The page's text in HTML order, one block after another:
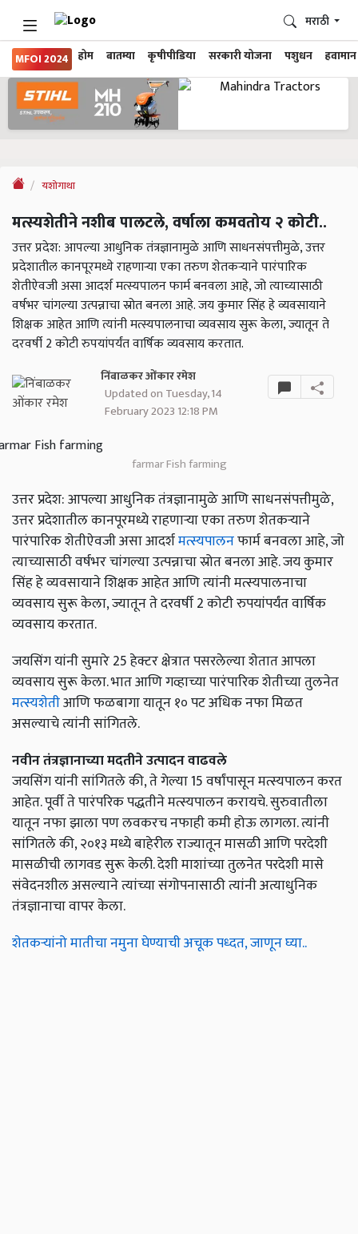
MFOI 2024 होम बातम्या कृषीपीडिया सरकारी योजना पशुधन हवामान
मराठी
यशोगाथा
मत्स्यशेतीने नशीब पालटले, वर्षाला कमवतोय २ कोटी..
उत्तर प्रदेश: आपल्या आधुनिक तंत्रज्ञानामुळे आणि साधनसंपत्तीमुळे, उत्तर
प्रदेशातील कानपूरमध्ये राहणाऱ्या एका तरुण शेतकऱ्याने पारंपारिक
शेतीऐवजी असा आदर्श मत्स्यपालन फार्म बनवला आहे, जो त्याच्यासाठी
वर्षभर चांगल्या उत्पन्नाचा स्रोत बनला आहे. जय कुमार सिंह हे व्यवसायाने
शिक्षक आहेत आणि त्यांनी मत्स्यपालनाचा व्यवसाय सुरू केला, ज्यातून ते
दरवर्षी 2 कोटी रुपयांपर्यंत वार्षिक व्यवसाय करतात.
निंबाळकर ओंकार रमेश
Updated on Tuesday, 14
February 2023 12:18 PM
farmar Fish farming
उत्तर प्रदेश: आपल्या आधुनिक तंत्रज्ञानामुळे आणि साधनसंपत्तीमुळे,
उत्तर प्रदेशातील कानपूरमध्ये राहणाऱ्या एका तरुण शेतकऱ्याने
पारंपारिक शेतीऐवजी असा आदर्शमत्स्यपालनफार्म बनवला आहे, जो
त्याच्यासाठी वर्षभर चांगल्या उत्पन्नाचा स्रोत बनला आहे. जय कुमार
सिंह हे व्यवसायाने शिक्षक आहेत आणि त्यांनी मत्स्यपालनाचा
व्यवसाय सुरू केला, ज्यातून ते दरवर्षी 2 कोटी रुपयांपर्यंत वार्षिक
व्यवसाय करतात.
जयसिंग यांनी सुमारे 25 हेक्टर क्षेत्रात पसरलेल्या शेतात आपला
व्यवसाय सुरू केला. भात आणि गव्हाच्या पारंपारिक शेतीच्या तुलनेत
मत्स्यशेतीआणि फळबागा यातून १० पट अधिक नफा मिळत
असल्याचे त्यांनी सांगितले.
नवीन तंत्रज्ञानाच्या मदतीने उत्पादन वाढवले
जयसिंग यांनी सांगितले की, ते गेल्या 15 वर्षांपासून मत्स्यपालन करत
आहेत. पूर्वी ते पारंपरिक पद्धतीने मत्स्यपालन करायचे. सुरुवातीला
यातून नफा झाला पण लवकरच नफाही कमी होऊ लागला. त्यांनी
सांगितले की, २०१३ मध्ये बाहेरील राज्यातून मासळी आणि परदेशी
मासळीची लागवड सुरू केली. देशी माशांच्या तुलनेत परदेशी मासे
संवेदनशील असल्याने त्यांच्या संगोपनासाठी त्यांनी अत्याधुनिक
तंत्रज्ञानाचा वापर केला.
शेतकऱ्यांनो मातीचा नमुना घेण्याची अचूक पध्दत, जाणून घ्या..